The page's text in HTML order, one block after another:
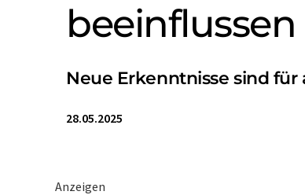
beeinflussen
Neue Erkenntnisse sind
28.05.2025
Anzeigen